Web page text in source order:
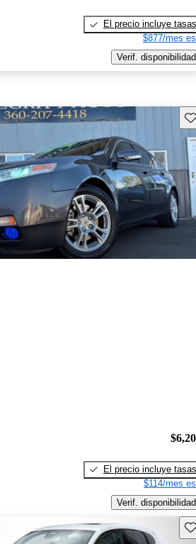
El precio incluye tasas
$877/mes
Verif. disponibilidad
El precio incluye tasas
$114/mes
Verif. disponibilidad